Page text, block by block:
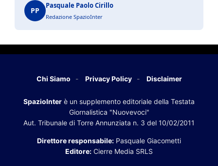
PP
Pasquale Paolo Cirillo
Redazione SpazioInter
Chi Siamo Privacy Policy Disclaimer
SpazioInter è un supplemento editoriale della Testata
Giornalistica "Nuovevoci"
Aut. Tribunale di Torre Annunziata n. 3 del 10/02/2011
Direttore responsabile: Pasquale Giacometti
Editore: Cierre Media SRLS